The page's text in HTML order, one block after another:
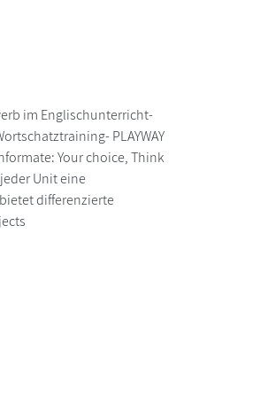
im Englischunterricht-
PLAYWAY
Your choice, Think
Unit eine
differenzierte